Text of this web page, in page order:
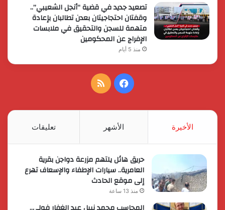
تصعيد جديد في قضية “أنجل الشعيبي”..
وقفتان احتجاجيتان بعدن تطالبان بإعادة
متهمة للسجن والتحقيق في ملابسات
الإفراج عن المحكومين
منذ 5 أيام
فيسبوكملخص
الأخيرة الأشهر تعليقات
حريق هائل يلتهم مزرعة دواجن بقرية
العامرية.. سيارات الإطفاء والإسعاف تهرع
إلى موقع الحادث
منذ 13 ساعة